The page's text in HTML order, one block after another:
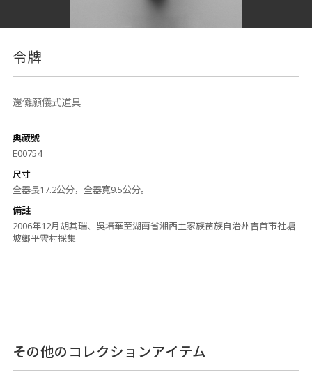
令牌
還儺願儀式道具
典藏號
E00754
尺寸
全器長17.2公分，全器寬9.5公分。
備註
2006年12月胡其瑞、吳培華至湖南省湘西土家族苗族自治州吉首市社塘
坡鄉平雲村採集
その他のコレクションアイテム